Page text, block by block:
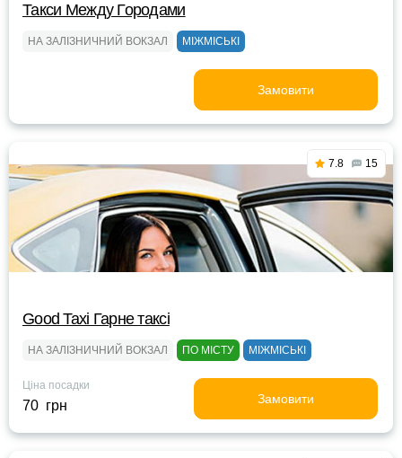
Такси Между Городами
НА ЗАЛІЗНИЧНИЙ ВОКЗАЛ МІЖМІСЬКІ
Замовити
7.8 15
Good Taxi Гарне таксi
НА ЗАЛІЗНИЧНИЙ ВОКЗАЛ ПО МІСТУ МІЖМІСЬКІ
Ціна посадки
70 грн Замовити